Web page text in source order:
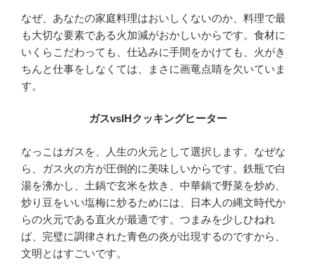
なぜ、あなたの家庭料理はおいしくないのか、料理で最
も大切な要素である火加減がおかしいからです。食材に
いくらこだわっても、仕込みに手間をかけても、火がき
ちんと仕事をしなくては、まさに画竜点睛を欠いていま
す。
ガスvsIHクッキングヒーター
なっこはガスを、人生の火元として選択します。なぜな
ら、ガス火の方が圧倒的に美味しいからです。鉄瓶で白
湯を沸かし、土鍋で玄米を炊き、中華鍋で野菜を炒め、
炒り豆をいい塩梅に炒るためには、日本人の縄文時代か
らの火元である直火が最適です。つまみを少しひねれ
ば、完璧に調律された青色の炎が出現するのですから、
文明とはすごいです。